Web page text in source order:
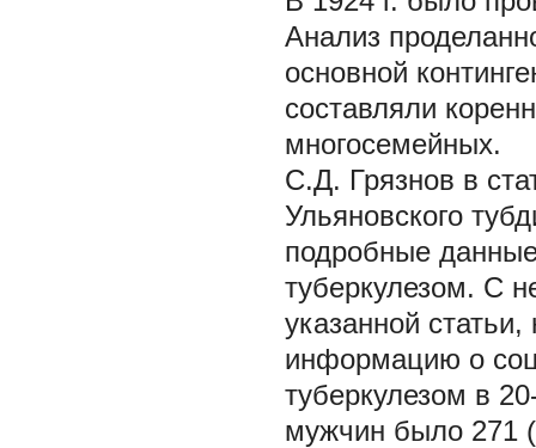
Анализ
основной
составляли
многосемейных.
С.Д. Грязнов в
Ульяновского
подробные
туберкулезом. С
указанной
информацию о
туберкулезом в
мужчин было 271